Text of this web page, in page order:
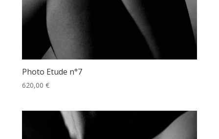
Photo Etude n°7
620,00 €